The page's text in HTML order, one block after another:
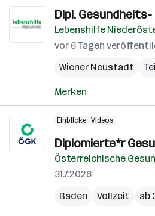
Dipl.
Lebenshilfe
vor 6 Tagen
Wiener Neustadt
Merken
Einblicke Videos
Diplomierte*r
Österreichische
31.7.2026
Baden
Vollzeit ab